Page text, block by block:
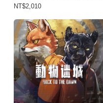
英韓文版)
NT$2,010